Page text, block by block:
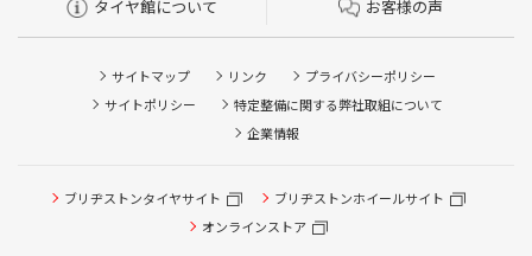
タイヤ館について お客様の声
サイトマップ リンク
プライバシーポリシー
サイトポリシー
特定整備に関する弊社取組について
企業情報
ブリヂストンタイヤサイト
ブリヂストンホイールサイト
オンラインストア